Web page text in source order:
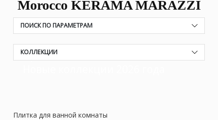
Morocco KERAMA MARAZZI
ПОИСК ПО ПАРАМЕТРАМ
КОЛЛЕКЦИИ
Прованс KERAMA MARAZZI
Плитка для ванной комнаты